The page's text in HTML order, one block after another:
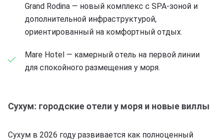
Grand Rodina — новый комплекс с SPA-зоной и
дополнительной инфраструктурой,
ориентированный на комфортный отдых.
Mare Hotel — камерный отель на первой линии
для спокойного размещения у моря.
Сухум: городские отели у моря и новые виллы
Сухум в 2026 году развивается как полноценный